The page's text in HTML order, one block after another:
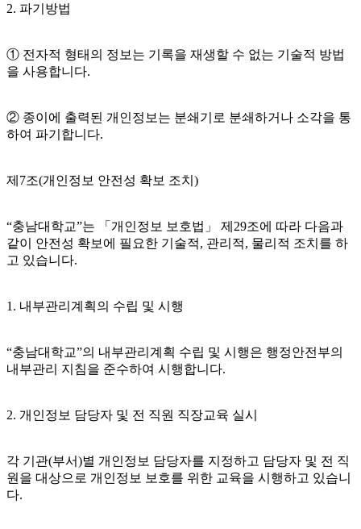
2. 파기방법
① 전자적 형태의 정보는 기록을 재생할 수 없는 기술적 방법
을 사용합니다.
② 종이에 출력된 개인정보는 분쇄기로 분쇄하거나 소각을 통
하여 파기합니다.
제7조(개인정보 안전성 확보 조치)
“충남대학교”는 「개인정보 보호법」 제29조에 따라 다음과
같이 안전성 확보에 필요한 기술적, 관리적, 물리적 조치를 하
고 있습니다.
1. 내부관리계획의 수립 및 시행
“충남대학교”의 내부관리계획 수립 및 시행은 행정안전부의
내부관리 지침을 준수하여 시행합니다.
2. 개인정보 담당자 및 전 직원 직장교육 실시
각 기관(부서)별 개인정보 담당자를 지정하고 담당자 및 전 직
원을 대상으로 개인정보 보호를 위한 교육을 시행하고 있습니
다.